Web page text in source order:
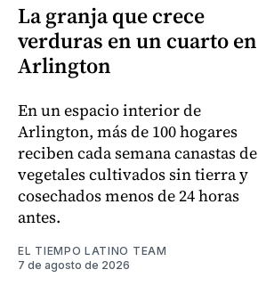
La granja que crece
verduras en un cuarto en
Arlington
En un espacio interior de
Arlington, más de 100 hogares
reciben cada semana canastas de
vegetales cultivados sin tierra y
cosechados menos de 24 horas
antes.
EL TIEMPO LATINO TEAM
7 de agosto de 2026